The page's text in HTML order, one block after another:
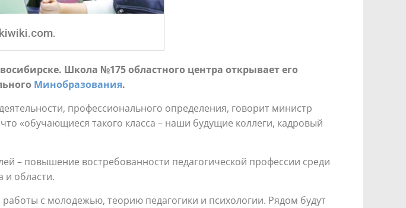
Школа №175 областного центра открывает его
Минобразования.
профессионального определения, говорит министр
«обучающиеся такого класса – наши будущие коллеги, кадровый
– повышение востребованности педагогической профессии среди
и области.
с молодежью, теорию педагогики и психологии. Рядом будут